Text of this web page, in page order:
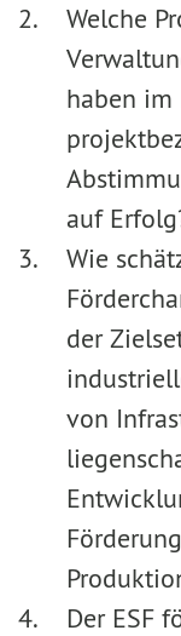
Welche
haben im
auf
Wie
der
von
Der ESF